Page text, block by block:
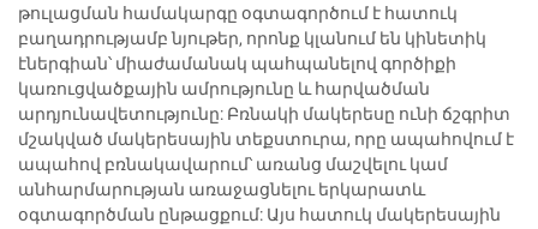
թուլացման համակարգը օգտագործում է հատուկ
բաղադրությամբ նյութեր, որոնք կլանում են կինետիկ
էներգիան՝ միաժամանակ պահպանելով գործիքի
կառուցվածքային ամրությունը և հարվածման
արդյունավետությունը: Բռնակի մակերեսը ունի ճշգրիտ
մշակված մակերեսային տեքստուրա, որը ապահովում է
ապահով բռնակավարում՝ առանց մաշվելու կամ
անհարմարության առաջացնելու երկարատև
օգտագործման ընթացքում: Այս հատուկ մակերեսային